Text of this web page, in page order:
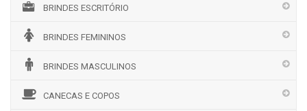
BRINDES ESCRITÓRIO
BRINDES FEMININOS
BRINDES MASCULINOS
CANECAS E COPOS